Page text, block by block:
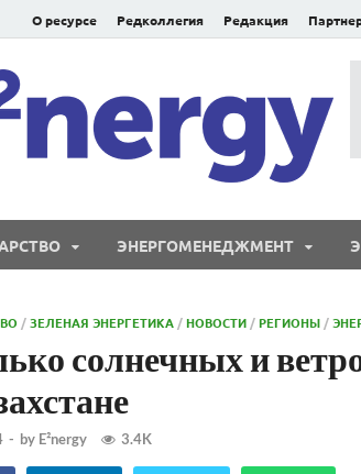
О ресурсе Редколлегия Редакция
ЭНЕРГОМЕНЕДЖМЕНТ
/ЗЕЛЕНАЯ ЭНЕРГЕТИКА /НОВОСТИ /РЕГИОНЫ /
солнечных и
- by E²nergy 3.4K